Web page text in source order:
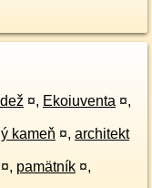
¤, Ekoiuventa ¤,
kameň ¤, architekt
¤, pamätník ¤,